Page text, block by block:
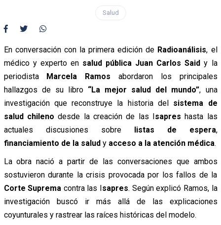
Salud
En conversación con la primera edición de Radioanálisis, el
médico y experto en salud pública Juan Carlos Said y la
periodista Marcela Ramos abordaron los principales
hallazgos de su libro “La mejor salud del mundo”, una
investigación que reconstruye la historia del sistema de
salud chileno desde la creación de las Isapres hasta las
actuales discusiones sobre listas de espera,
financiamiento de la saludy acceso a la atención médica.
La obra nació a partir de las conversaciones que ambos
sostuvieron durante la crisis provocada por los fallos de la
Corte Suprema contra las Isapres. Según explicó Ramos, la
investigación buscó ir más allá de las explicaciones
coyunturales y rastrear las raíces históricas del modelo.